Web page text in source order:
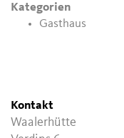
Kategorien
Gasthaus
Kontakt
Waalerhütte